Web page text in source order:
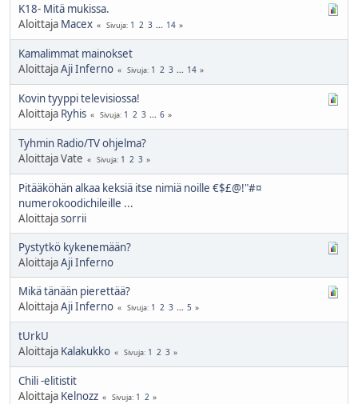
K18- Mitä mukissa.
Aloittaja Macex Sivuja 1 2 3 ... 14
Kamalimmat mainokset
AloittajaAji Inferno Sivuja 1 2 3 ... 14
Kovin tyyppi televisiossa!
Aloittaja Ryhis Sivuja 1 2 3 ... 6
Tyhmin Radio/TV ohjelma?
Aloittaja Vate
Sivuja 1 2 3
Pitääköhän alkaa keksiä itse nimiä noille €$£@!"#¤
numerokoodichileille ...
Aloittajasorrii
Pystytkö kykenemään?
AloittajaAji Inferno
Mikä tänään pierettää?
AloittajaAji Inferno Sivuja 1 2 3 ... 5
tUrkU
Aloittaja Kalakukko Sivuja 1 2 3
Chili -elitistit
Aloittaja Kelnozz Sivuja 1 2